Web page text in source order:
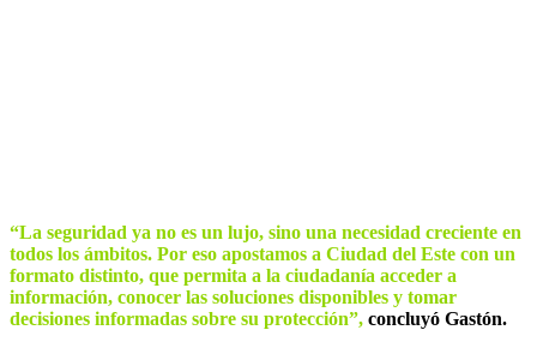
“La seguridad ya no es un lujo, sino una necesidad creciente en
todos los ámbitos. Por eso apostamos a Ciudad del Este con un
formato distinto, que permita a la ciudadanía acceder a
información, conocer las soluciones disponibles y tomar
decisiones informadas sobre su protección”, concluyó Gastón.